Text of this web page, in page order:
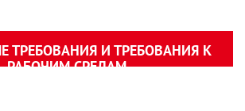
ТРЕБОВАНИЯ И ТРЕБОВАНИЯ К
РАБОЧИМ СРЕДАМ